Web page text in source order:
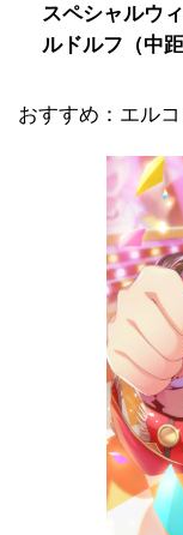
スペシャルウ
ルドルフ（中
おすすめ：エル